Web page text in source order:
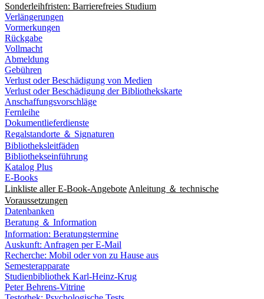
Sonderleihfristen: Barrierefreies Studium
Verlängerungen
Vormerkungen
Rückgabe
Vollmacht
Abmeldung
Gebühren
Verlust oder Beschädigung von Medien
Verlust oder Beschädigung der Bibliothekskarte
Anschaffungsvorschläge
Fernleihe
Dokumentlieferdienste
Regalstandorte ＆ Signaturen
Bibliotheksleitfäden
Bibliothekseinführung
Katalog Plus
E-Books
Linkliste aller E-Book-Angebote Anleitung ＆ technische
Voraussetzungen
Datenbanken
Beratung ＆ Information
Information: Beratungstermine
Auskunft: Anfragen per E-Mail
Recherche: Mobil oder von zu Hause aus
Semesterapparate
Studienbibliothek Karl-Heinz-Krug
Peter Behrens-Vitrine